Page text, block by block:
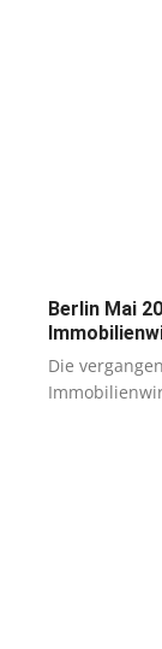
Berlin Mai
Die